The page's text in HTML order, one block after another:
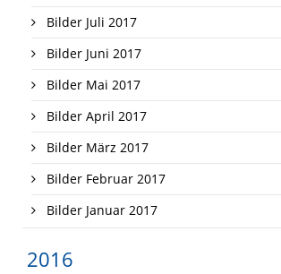
Bilder Juli 2017
Bilder Juni 2017
Bilder Mai 2017
Bilder April 2017
Bilder März 2017
Bilder Februar 2017
Bilder Januar 2017
2016